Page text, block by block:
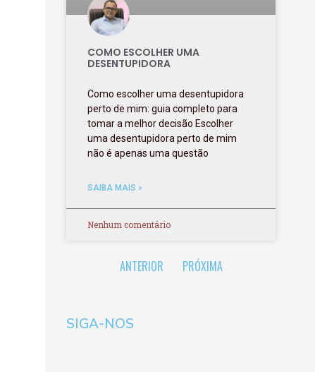
COMO ESCOLHER UMA
DESENTUPIDORA
Como escolher uma desentupidora
perto de mim: guia completo para
tomar a melhor decisão Escolher
uma desentupidora perto de mim
não é apenas uma questão
SAIBA MAIS »
Nenhum comentário
ANTERIOR PRÓXIMA
SIGA-NOS